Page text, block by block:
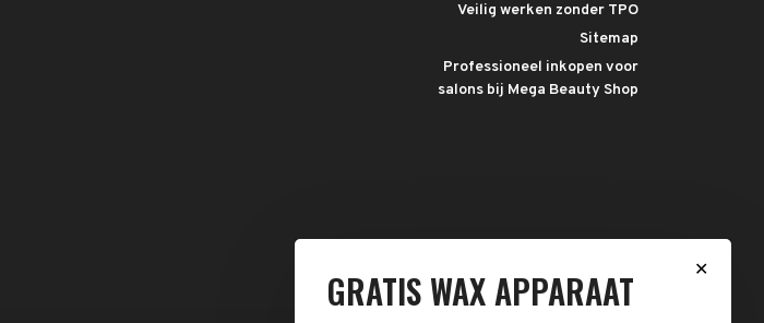
Veilig werken zonder TPO
Sitemap
Professioneel inkopen voor
salons bij Mega Beauty Shop
✕
GRATIS WAX APPARAAT